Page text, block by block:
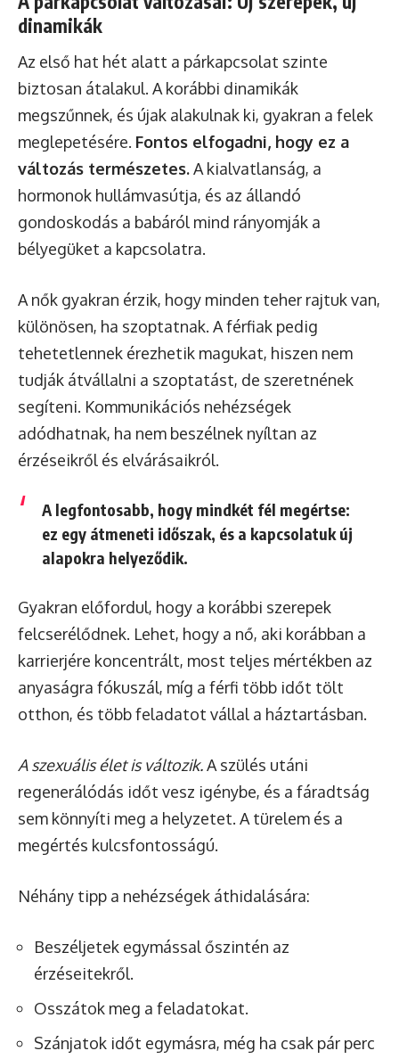
dinamikák
Az első hat hét alatt a párkapcsolat szinte
biztosan átalakul. A korábbi dinamikák
megszűnnek, és újak alakulnak ki, gyakran a felek
meglepetésére. Fontos elfogadni, hogy ez a
változás természetes.A kialvatlanság, a
hormonok hullámvasútja, és az állandó
gondoskodás a babáról mind rányomják a
bélyegüket a kapcsolatra.
A nők gyakran érzik, hogy minden teher rajtuk van,
különösen, ha szoptatnak. A férfiak pedig
tehetetlennek érezhetik magukat, hiszen nem
tudják átvállalni a szoptatást, de szeretnének
segíteni. Kommunikációs nehézségek
adódhatnak, ha nem beszélnek nyíltan az
érzéseikről és elvárásaikról.
A legfontosabb, hogy mindkét fél megértse:
ez egy átmeneti időszak, és a kapcsolatuk új
alapokra helyeződik.
Gyakran előfordul, hogy a korábbi szerepek
felcserélődnek. Lehet, hogy a nő, aki korábban a
karrierjére koncentrált, most teljes mértékben az
anyaságra fókuszál, míg a férfi több időt tölt
otthon, és több feladatot vállal a háztartásban.
A szexuális élet is változik.A szülés utáni
regenerálódás időt vesz igénybe, és a fáradtság
sem könnyíti meg a helyzetet. A türelem és a
megértés kulcsfontosságú.
Néhány tipp a nehézségek áthidalására:
Beszéljetek egymással őszintén az
érzéseitekről.
Osszátok meg a feladatokat.
Szánjatok időt egymásra, még ha csak pár perc